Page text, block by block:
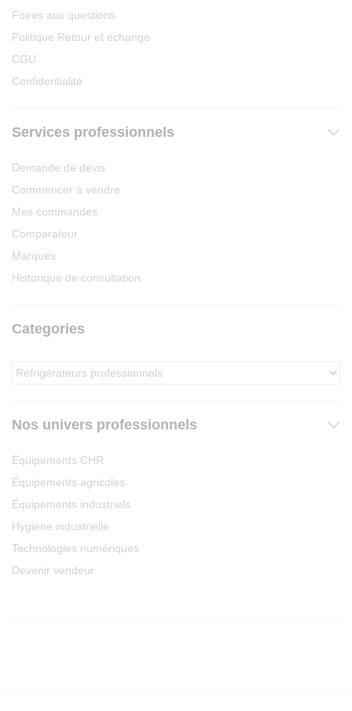
Foires aux questions
Politique Retour et échange
CGU
Confidentialité
Services professionnels
Demande de devis
Commencer à vendre
Mes commandes
Comparateur
Marques
Historique de consultation
Categories
Nos univers professionnels
Équipements CHR
Équipements agricoles
Équipements industriels
Hygiène industrielle
Technologies numériques
Devenir vendeur